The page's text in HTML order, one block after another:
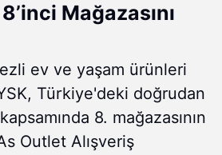
Mağazasını
ev ve yaşam ürünleri
Türkiye'deki doğrudan
8. mağazasının
Outlet Alışveriş